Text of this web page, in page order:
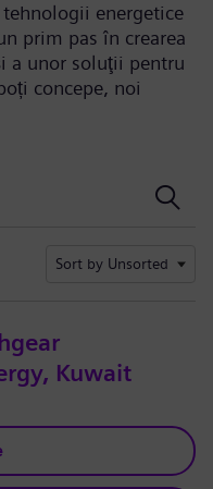
energetice
prim pas în crearea
a unor soluţii pentru
concepe, noi
Sort by Unsorted
Kuwait